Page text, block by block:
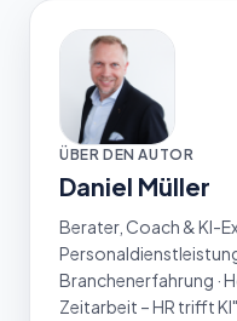
ÜBER DEN AUTOR
Daniel Müller
Berater, Coach & KI-
Personaldienstleistung
Branchenerfahrung ·
Zeitarbeit – HR trifft